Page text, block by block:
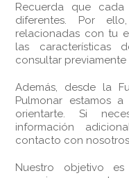
Recuerda que
diferentes. Por
relacionadas con tu
las características
consultar
Además, desde la
Pulmonar estamos
orientarte. Si
información
contacto con
Nuestro objetivo